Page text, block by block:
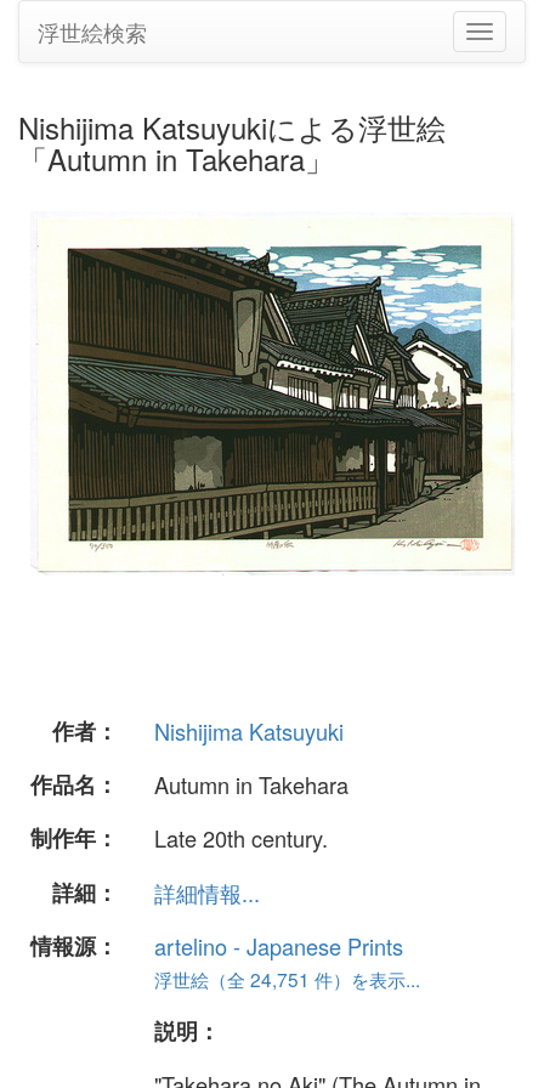
ナ
ビ
り
替
え
浮世絵検索
Nishijima Katsuyukiによる浮世絵
「Autumn in Takehara」
作者：
Nishijima Katsuyuki
作品名：
Autumn in Takehara
制作年：
Late 20th century.
詳細：
詳細情報...
情報源：
artelino - Japanese Prints
浮世絵（全 24,751 件）を表示...
説明：